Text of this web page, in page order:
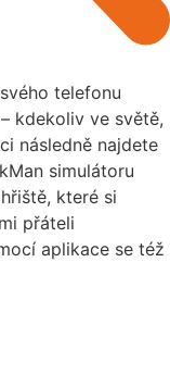
telefonu
kdekoliv ve světě,
následně najdete
simulátoru
které si
přáteli
aplikace se též